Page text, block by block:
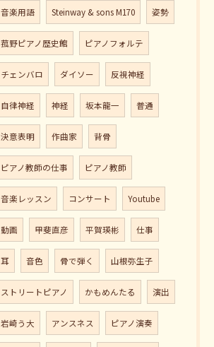
音楽用語 Steinway & sons M170 姿勢
菰野ピアノ歴史館 ピアノフォルテ
チェンバロ ダイソー 反視神経
自律神経 神経 坂本龍一 普通
決意表明 作曲家 背骨
ピアノ教師の仕事 ピアノ教師
音楽レッスン コンサート Youtube
動画 甲斐直彦 平賀瑛彬 仕事
耳 音色 骨で弾く 山根弥生子
ストリートピアノ かもめんたる 演出
岩崎う大 アンスネス ピアノ演奏